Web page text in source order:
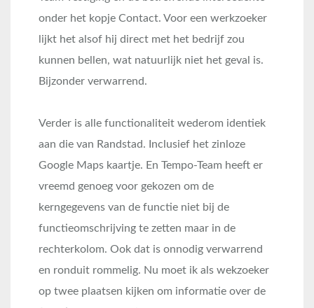
onder het kopje Contact. Voor een werkzoeker
lijkt het alsof hij direct met het bedrijf zou
kunnen bellen, wat natuurlijk niet het geval is.
Bijzonder verwarrend.
Verder is alle functionaliteit wederom identiek
aan die van Randstad. Inclusief het zinloze
Google Maps kaartje. En Tempo-Team heeft er
vreemd genoeg voor gekozen om de
kerngegevens van de functie niet bij de
functieomschrijving te zetten maar in de
rechterkolom. Ook dat is onnodig verwarrend
en ronduit rommelig. Nu moet ik als wekzoeker
op twee plaatsen kijken om informatie over de